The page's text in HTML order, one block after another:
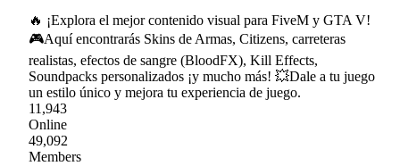
🔥 ¡Explora el mejor contenido visual para FiveM y GTA V!
🎮Aquí encontrarás Skins de Armas, Citizens, carreteras
realistas, efectos de sangre (BloodFX), Kill Effects,
Soundpacks personalizados ¡y mucho más! 💥Dale a tu juego
un estilo único y mejora tu experiencia de juego.
11,943
Online
49,092
Members